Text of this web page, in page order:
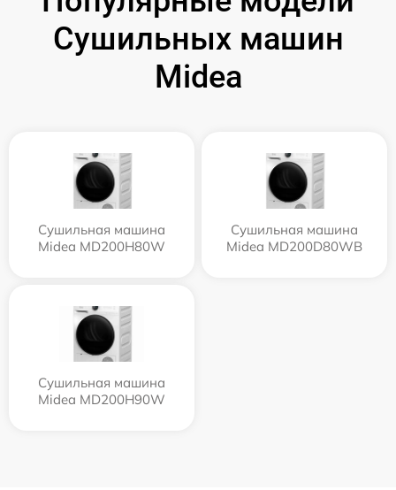
Сушильных машин
Midea
Сушильная машина
Midea MD200H80W
Сушильная машина
Midea MD200D80WB
Сушильная машина
Midea MD200H90W